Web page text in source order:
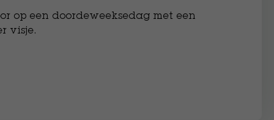
op een doordeweeksedag met een
visje.